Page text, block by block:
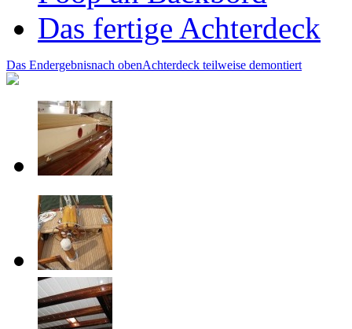
Das fertige Achterdeck
Das Endergebnisnach obenAchterdeck teilweise demontiert